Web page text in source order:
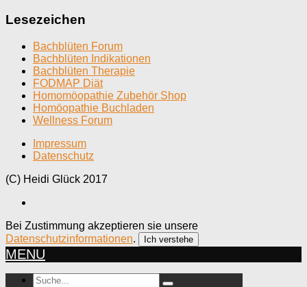
Lesezeichen
Bachblüten Forum
Bachblüten Indikationen
Bachblüten Therapie
FODMAP Diät
Homomöopathie Zubehör Shop
Homöopathie Buchladen
Wellness Forum
Impressum
Datenschutz
(C) Heidi Glück 2017
Bei Zustimmung akzeptieren sie unsere
Datenschutzinformationen. Ich verstehe
MENU